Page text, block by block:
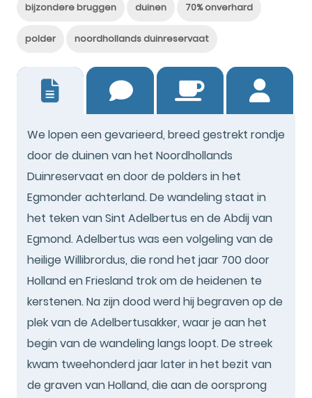
bijzondere bruggen duinen 70% onverhard
polder noordhollands duinreservaat
We lopen een gevarieerd, breed gestrekt rondje
door de duinen van het Noordhollands
Duinreservaat en door de polders in het
Egmonder achterland. De wandeling staat in
het teken van Sint Adelbertus en de Abdij van
Egmond. Adelbertus was een volgeling van de
heilige Willibrordus, die rond het jaar 700 door
Holland en Friesland trok om de heidenen te
kerstenen. Na zijn dood werd hij begraven op de
plek van de Adelbertusakker, waar je aan het
begin van de wandeling langs loopt. De streek
kwam tweehonderd jaar later in het bezit van
de graven van Holland, die aan de oorsprong